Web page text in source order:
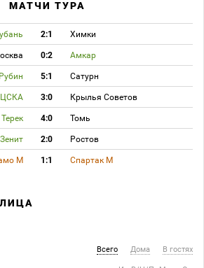
МАТЧИ ТУРА
2:1 Химки
0:2 Амкар
Рубин 5:1 Сатурн
ЦСКА 3:0 Крылья Советов
Терек 4:0 Томь
Зенит 2:0 Ростов
М 1:1 Спартак М
Всего Дома В гостях